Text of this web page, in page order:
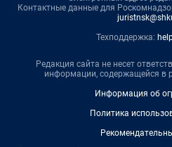
Контактные данные для
Техподдержка:
Редакция сайта не несет
информации, содержащейся в
Информация об
Политика